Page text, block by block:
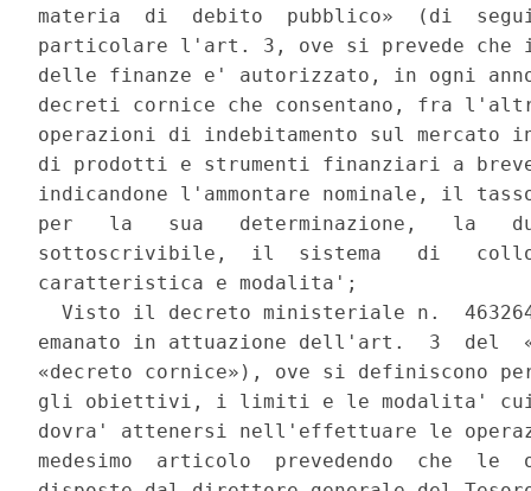
materia  di  debito  pubblico»  (di
particolare l'art. 3, ove si prevede che
delle finanze e' autorizzato, in ogni
decreti cornice che consentano, fra
operazioni di indebitamento sul mercato
di prodotti e strumenti finanziari a
indicandone l'ammontare nominale, il
per   la   sua   determinazione,   la
sottoscrivibile,  il  sistema   di
caratteristica e modalita';
Visto il decreto ministeriale n.
emanato in attuazione dell'art.  3  del
«decreto cornice»), ove si definiscono
gli obiettivi, i limiti e le modalita' cui
dovra' attenersi nell'effettuare le
medesimo  articolo  prevedendo  che  le